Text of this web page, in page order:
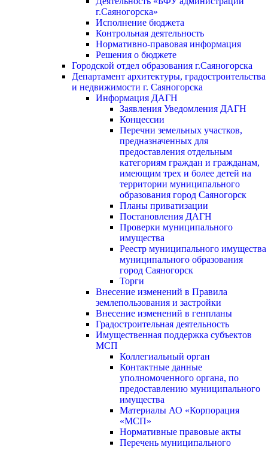
г.Саяногорска»
Исполнение бюджета
Контрольная деятельность
Нормативно-правовая информация
Решения о бюджете
Городской отдел образования г.Саяногорска
Департамент архитектуры, градостроительства
и недвижимости г. Саяногорска
Информация ДАГН
Заявления Уведомления ДАГН
Концессии
Перечни земельных участков,
предназначенных для
предоставления отдельным
категориям граждан и гражданам,
имеющим трех и более детей на
территории муниципального
образования город Саяногорск
Планы приватизации
Постановления ДАГН
Проверки муниципального
имущества
Реестр муниципального имущества
муниципального образования
город Саяногорск
Торги
Внесение изменений в Правила
землепользования и застройки
Внесение изменений в генпланы
Градостроительная деятельность
Имущественная поддержка субъектов
МСП
Коллегиальный орган
Контактные данные
уполномоченного органа, по
предоставлению муниципального
имущества
Материалы АО «Корпорация
«МСП»
Нормативные правовые акты
Перечень муниципального